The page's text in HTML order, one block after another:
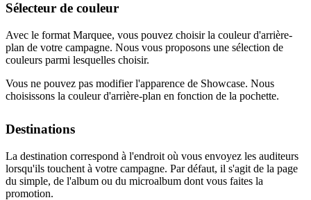
Sélecteur de couleur
Avec le format Marquee, vous pouvez choisir la couleur d'arrière-
plan de votre campagne. Nous vous proposons une sélection de
couleurs parmi lesquelles choisir.
Vous ne pouvez pas modifier l'apparence de Showcase. Nous
choisissons la couleur d'arrière-plan en fonction de la pochette.
Destinations
La destination correspond à l'endroit où vous envoyez les auditeurs
lorsqu'ils touchent à votre campagne. Par défaut, il s'agit de la page
du simple, de l'album ou du microalbum dont vous faites la
promotion.